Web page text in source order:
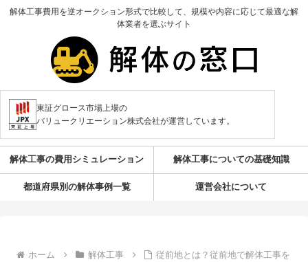
解体工事費用を逆オークション形式で比較して、規模や内容に応じて最適な解
体業者を選ぶサイト
東証グロース市場上場の
バリュークリエーション株式会社が運営しています。
解体工事の費用シミュレーション 解体工事についての基礎知識
都道府県別の解体事例一覧 運営会社について
ホーム 解体工事
従前地とは？従前地で解体工事を